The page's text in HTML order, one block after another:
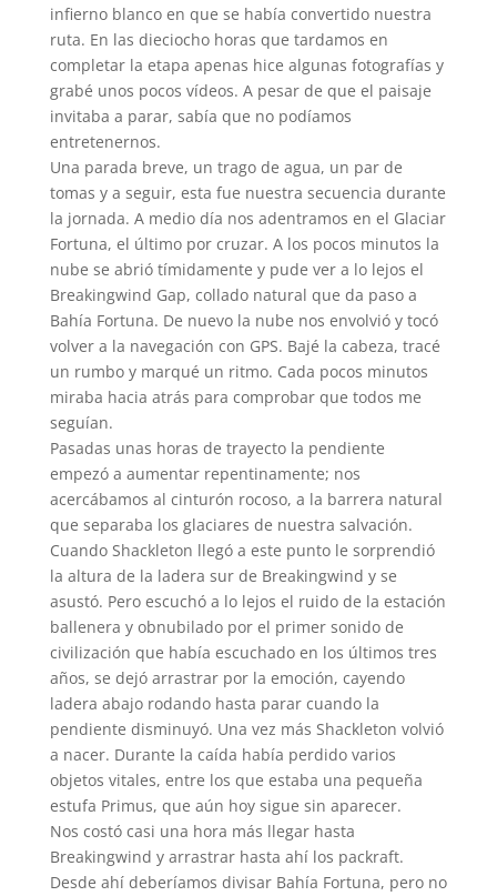
infierno blanco en que se había convertido nuestra
ruta. En las dieciocho horas que tardamos en
completar la etapa apenas hice algunas fotografías y
grabé unos pocos vídeos. A pesar de que el paisaje
invitaba a parar, sabía que no podíamos
entretenernos.
Una parada breve, un trago de agua, un par de
tomas y a seguir, esta fue nuestra secuencia durante
la jornada. A medio día nos adentramos en el Glaciar
Fortuna, el último por cruzar. A los pocos minutos la
nube se abrió tímidamente y pude ver a lo lejos el
Breakingwind Gap, collado natural que da paso a
Bahía Fortuna. De nuevo la nube nos envolvió y tocó
volver a la navegación con GPS. Bajé la cabeza, tracé
un rumbo y marqué un ritmo. Cada pocos minutos
miraba hacia atrás para comprobar que todos me
seguían.
Pasadas unas horas de trayecto la pendiente
empezó a aumentar repentinamente; nos
acercábamos al cinturón rocoso, a la barrera natural
que separaba los glaciares de nuestra salvación.
Cuando Shackleton llegó a este punto le sorprendió
la altura de la ladera sur de Breakingwind y se
asustó. Pero escuchó a lo lejos el ruido de la estación
ballenera y obnubilado por el primer sonido de
civilización que había escuchado en los últimos tres
años, se dejó arrastrar por la emoción, cayendo
ladera abajo rodando hasta parar cuando la
pendiente disminuyó. Una vez más Shackleton volvió
a nacer. Durante la caída había perdido varios
objetos vitales, entre los que estaba una pequeña
estufa Primus, que aún hoy sigue sin aparecer.
Nos costó casi una hora más llegar hasta
Breakingwind y arrastrar hasta ahí los packraft.
Desde ahí deberíamos divisar Bahía Fortuna, pero no